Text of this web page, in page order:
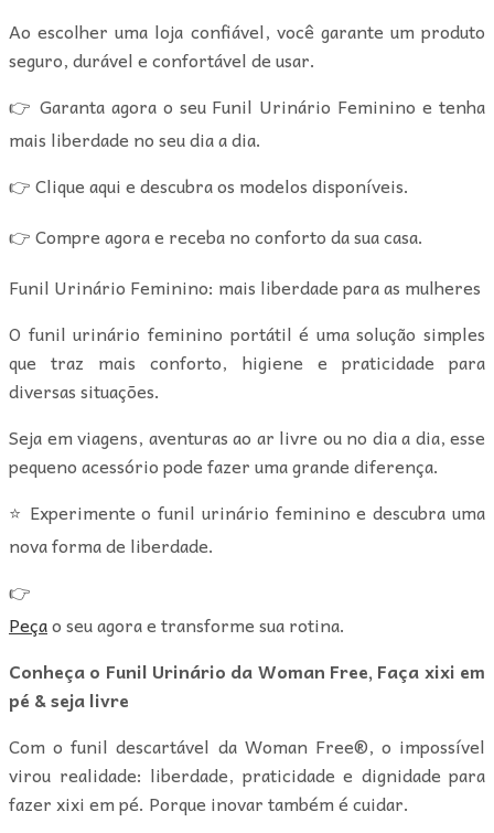
Ao escolher uma loja confiável, você garante um produto
seguro, durável e confortável de usar.
👉 Garanta agora o seu Funil Urinário Feminino e tenha
mais liberdade no seu dia a dia.
👉 Clique aqui e descubra os modelos disponíveis.
👉 Compre agora e receba no conforto da sua casa.
Funil Urinário Feminino: mais liberdade para as mulheres
O funil urinário feminino portátil é uma solução simples
que traz mais conforto, higiene e praticidade para
diversas situações.
Seja em viagens, aventuras ao ar livre ou no dia a dia, esse
pequeno acessório pode fazer uma grande diferença.
⭐ Experimente o funil urinário feminino e descubra uma
nova forma de liberdade.
👉
Peçao seu agora e transforme sua rotina.
Conheça o Funil Urinário da Woman Free, Faça xixi em
pé & seja livre
Com o funil descartável da Woman Free®, o impossível
virou realidade: liberdade, praticidade e dignidade para
fazer xixi em pé. Porque inovar também é cuidar.